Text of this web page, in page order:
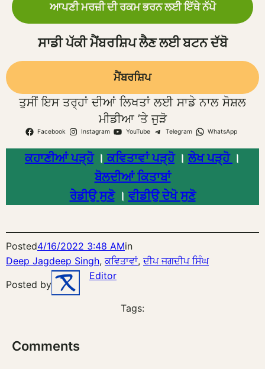
ਆਪਣੀ ਮਰਜ਼ੀ ਦੀ ਰਕਮ ਭਰਨ ਲਈ ਇੱਥੇ ਨੱਪੋ
ਸਾਡੀ ਪੱਕੀ ਮੈਂਬਰਸ਼ਿਪ ਲੈਣ ਲਈ ਬਟਨ ਦੱਬੋ
ਮੈਂਬਰਸ਼ਿਪ
ਤੁਸੀਂ ਇਸ ਤਰ੍ਹਾਂ ਦੀਆਂ ਲਿਖਤਾਂ ਲਈ ਸਾਡੇ ਨਾਲ ਸੋਸ਼ਲ
ਮੀਡੀਆ ’ਤੇ ਜੁੜੋ
Facebook Instagram YouTube Telegram WhatsApp
ਕਹਾਣੀਆਂ ਪੜ੍ਹੋ। ਕਵਿਤਾਵਾਂ ਪੜ੍ਹੋ।ਲੇਖ ਪੜ੍ਹੋ ।
ਬੋਲਦੀਆਂ ਕਿਤਾਬਾਂ
ਰੇਡੀਉ ਸੁਣੋ। ਵੀਡੀਉ ਦੇਖੋ ਸੁਣੋ
Posted4/16/2022 3:48 AMin
Deep Jagdeep Singh, ਕਵਿਤਾਵਾਂ, ਦੀਪ ਜਗਦੀਪ ਸਿੰਘ
Posted by
Editor
Tags:
Comments